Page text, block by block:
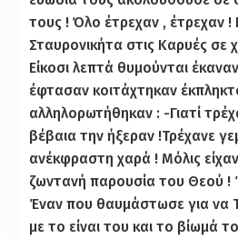
τους ! Όλο έτρεχαν , έτρεχαν
Σταυρονικήτα στις Καρυές σε
Είκοσι λεπτά θυμούνται
έφτασαν κοιτάχτηκαν
αλληλορωτήθηκαν : -Γιατί
βέβαια την ήξεραν !Τρέχανε
ανέκφραστη χαρά ! Μόλις
ζωντανή παρουσία του Θεού !
Έναν που θαυμάστωσε για να
με το είναι του και το βίωμά